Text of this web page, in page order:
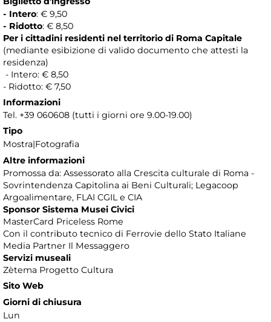
- Intero: € 9,50
- Ridotto: € 8,50
Per i cittadini residenti nel territorio di Roma Capitale
(mediante esibizione di valido documento che attesti la
residenza)
- Intero: € 8,50
- Ridotto: € 7,50
Informazioni
Tel. +39 060608 (tutti i giorni ore 9.00-19.00)
Tipo
Mostra|Fotografia
Altre informazioni
Promossa da: Assessorato alla Crescita culturale di Roma -
Sovrintendenza Capitolina ai Beni Culturali; Legacoop
Argoalimentare, FLAI CGIL e CIA
Sponsor Sistema Musei Civici
MasterCard Priceless Rome
Con il contributo tecnico di Ferrovie dello Stato Italiane
Media Partner Il Messaggero
Servizi museali
Zètema Progetto Cultura
Sito Web
Giorni di chiusura
Lun